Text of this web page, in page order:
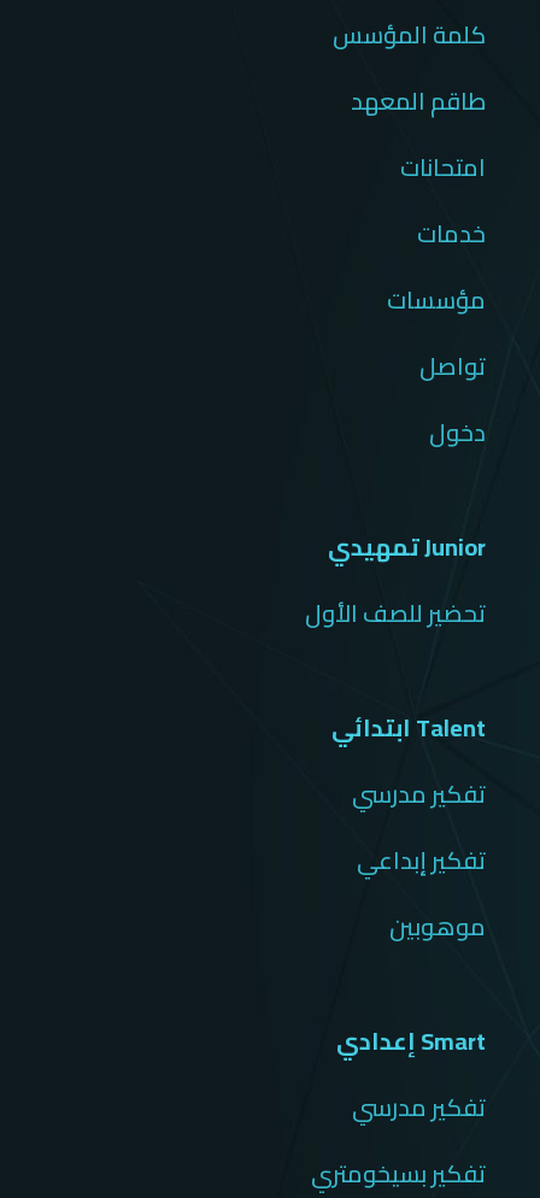
كلمة المؤسس
طاقم المعهد
امتحانات
خدمات
مؤسسات
تواصل
دخول
Junior تمهيدي
تحضير للصف الأول
Talent ابتدائي
تفكير مدرسي
تفكير إبداعي
موهوبين
Smart إعدادي
تفكير مدرسي
تفكير بسيخومتري